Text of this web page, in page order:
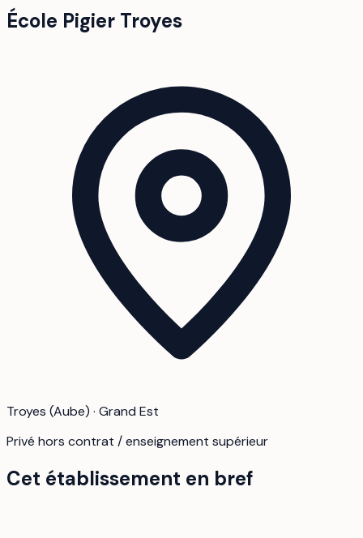
École Pigier Troyes
Troyes (Aube) · Grand Est
Privé hors contrat / enseignement supérieur
Cet établissement en bref